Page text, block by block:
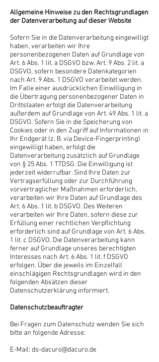
Allgemeine Hinweise zu den Rechtsgrundlagen
der Datenverarbeitung auf dieser Website
Sofern Sie in die Datenverarbeitung eingewilligt
haben, verarbeiten wir Ihre
personenbezogenen Daten auf Grundlage von
Art. 6 Abs. 1 lit. a DSGVO bzw. Art. 9 Abs. 2 lit. a
DSGVO, sofern besondere Datenkategorien
nach Art. 9 Abs. 1 DSGVO verarbeitet werden.
Im Falle einer ausdrücklichen Einwilligung in
die Übertragung personenbezogener Daten in
Drittstaaten erfolgt die Datenverarbeitung
außerdem auf Grundlage von Art. 49 Abs. 1 lit. a
DSGVO. Sofern Sie in die Speicherung von
Cookies oder in den Zugriff auf Informationen in
Ihr Endgerät (z. B. via Device-Fingerprinting)
eingewilligt haben, erfolgt die
Datenverarbeitung zusätzlich auf Grundlage
von § 25 Abs. 1 TTDSG. Die Einwilligung ist
jederzeit widerrufbar. Sind Ihre Daten zur
Vertragserfüllung oder zur Durchführung
vorvertraglicher Maßnahmen erforderlich,
verarbeiten wir Ihre Daten auf Grundlage des
Art. 6 Abs. 1 lit. b DSGVO. Des Weiteren
verarbeiten wir Ihre Daten, sofern diese zur
Erfüllung einer rechtlichen Verpflichtung
erforderlich sind auf Grundlage von Art. 6 Abs.
1 lit. c DSGVO. Die Datenverarbeitung kann
ferner auf Grundlage unseres berechtigten
Interesses nach Art. 6 Abs. 1 lit. f DSGVO
erfolgen. Über die jeweils im Einzelfall
einschlägigen Rechtsgrundlagen wird in den
folgenden Absätzen dieser
Datenschutzerklärung informiert.
Datenschutz­beauftragter
Bei Fragen zum Datenschutz wenden Sie sich
bitte an folgende Adresse:
E-Mail: ds-dacuro@dacuro.de